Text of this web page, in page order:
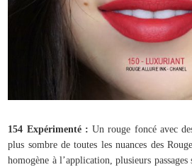
154 Expérimenté : Un rouge foncé avec
plus sombre de toutes les nuances des
homogène à l’application, plusieurs